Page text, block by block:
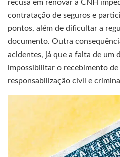
recusa em renovar a CNH
contratação de seguros e
pontos, além de dificultar a
documento. Outra
acidentes, já que a falta de um
impossibilitar o recebimento
responsabilização civil e